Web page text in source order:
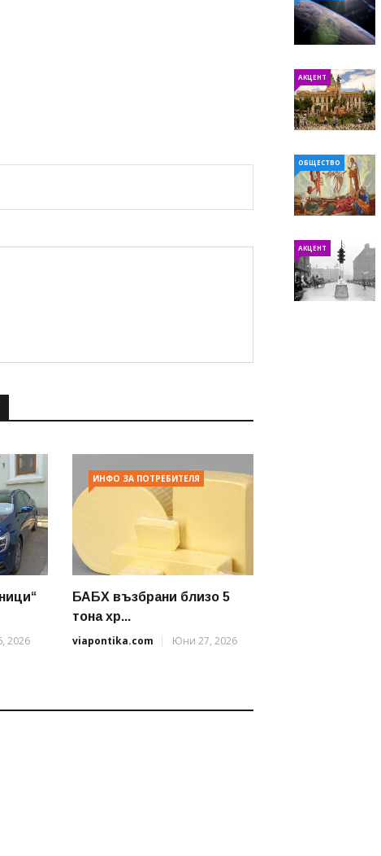
2026
ИНФО ЗА ПОТРЕБИТЕЛЯ
БАБХ възбрани близо 5
тона хр...
viapontika.com
Юни 27, 2026
АКЦЕНТ
ОБЩЕСТВО
АКЦЕНТ